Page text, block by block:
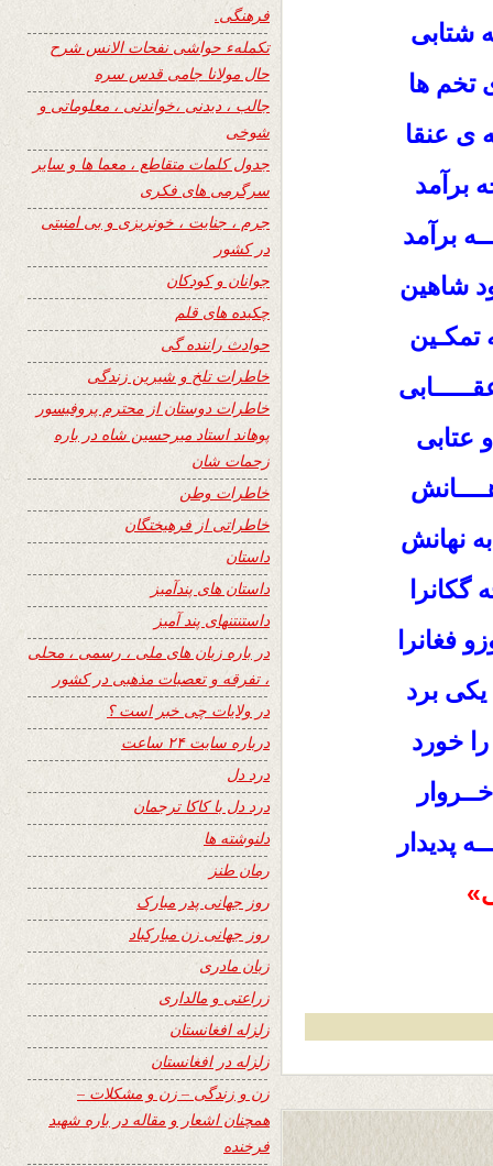
شتابی
تخم ها
ی عنقا
برآمد
برآمد
شاهین
عتابی
نهانش
فغانرا
یکی برد
خورد
پدیدار
فرهنگی.
تکملهء حواشی نفحات الانس شرح
حال مولانا جامی قدس سره
جالب ، دیدنی ،خواندنی ، معلوماتی و
شوخی
جدول کلمات متقاطع ، معما ها و سایر
سرگرمی های فکری
جرم ، جنایت ، خونریزی و بی امنیتی
در کشور
جوانان و کودکان
چکیده های قلم
حوادث راننده گی
خاطرات تلخ و شیرین زندگی
خاطرات دوستان از محترم پروفیسور
پوهاند استاد میرحسین شاه در باره
زحمات شان
خاطرات وطن
خاطراتی از فرهیختگان
داستان
داستان های پندآمیز
داستنتنهای پند آمیز
در باره زبان های ملی ، رسمی ، محلی
، تفرقه و تعصبات مذهبی در کشور
در ولایات چی خبر است ؟
درباره سایت ۲۴ ساعت
درد دل
درد دل با کاکا ترجمان
دلنوشته ها
رمان طنز
روز جهانی پدر مبارک
روز جهانی زن مبارکباد
زبان مادری
زراعتی و مالداری
زلزله افغانستان
زلزله در افغانستان
زن و زندگی – زن و مشکلات –
همچنان اشعار و مقاله در باره شهید
فرخنده